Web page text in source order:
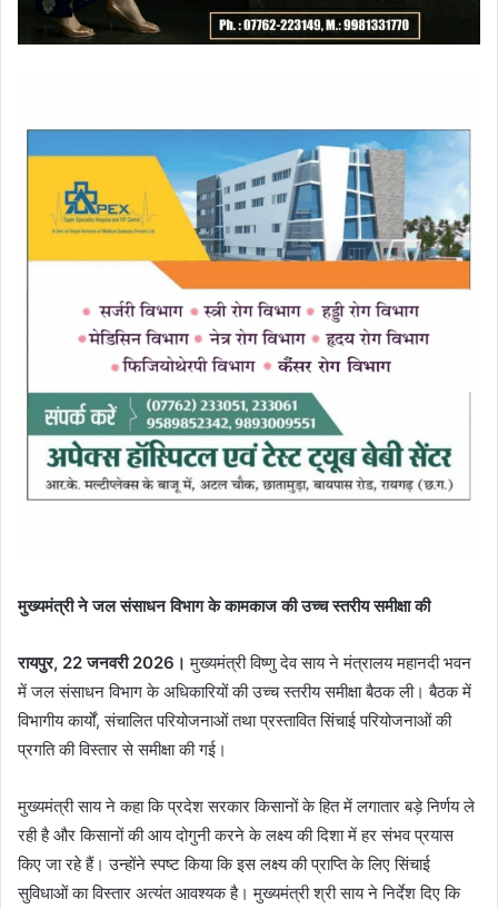
मुख्यमंत्री ने जल संसाधन विभाग के कामकाज की उच्च स्तरीय समीक्षा की
रायपुर, 22 जनवरी 2026। मुख्यमंत्री विष्णु देव साय ने मंत्रालय महानदी भवन
में जल संसाधन विभाग के अधिकारियों की उच्च स्तरीय समीक्षा बैठक ली। बैठक में
विभागीय कार्यों, संचालित परियोजनाओं तथा प्रस्तावित सिंचाई परियोजनाओं की
प्रगति की विस्तार से समीक्षा की गई।
मुख्यमंत्री साय ने कहा कि प्रदेश सरकार किसानों के हित में लगातार बड़े निर्णय ले
रही है और किसानों की आय दोगुनी करने के लक्ष्य की दिशा में हर संभव प्रयास
किए जा रहे हैं। उन्होंने स्पष्ट किया कि इस लक्ष्य की प्राप्ति के लिए सिंचाई
सुविधाओं का विस्तार अत्यंत आवश्यक है। मुख्यमंत्री श्री साय ने निर्देश दिए कि